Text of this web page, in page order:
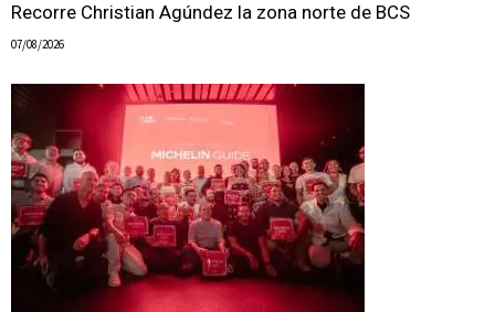
Recorre Christian Agúndez la zona norte de BCS
07/08/2026